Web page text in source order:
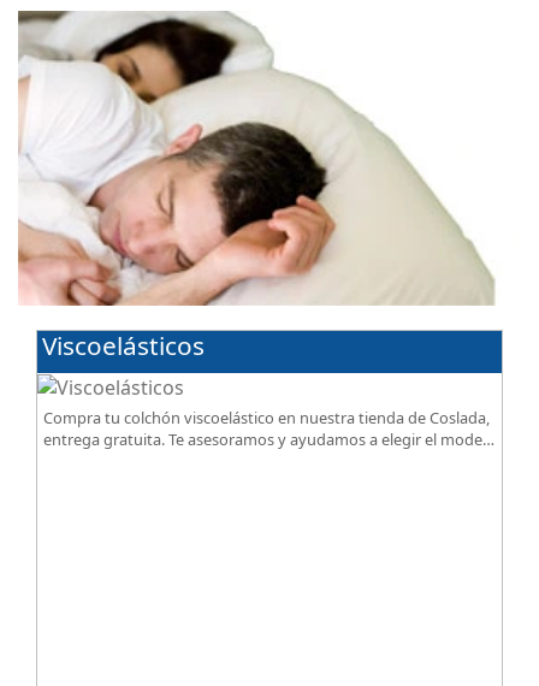
Viscoelásticos
Compra tu colchón viscoelástico en nuestra tienda de Coslada,
entrega gratuita. Te asesoramos y ayudamos a elegir el modelo